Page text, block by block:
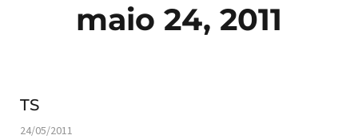
maio 24, 2011
TS
24/05/2011